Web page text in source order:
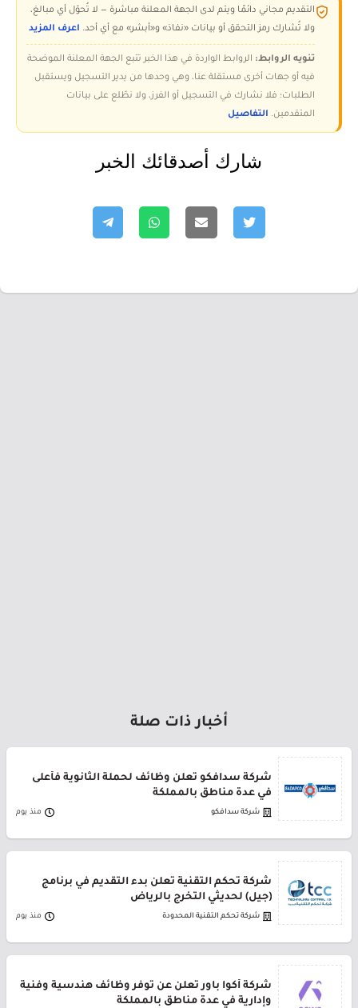
التقديم مجاني دائمًا ويتم لدى الجهة المعلنة مباشرة — لا تُحوّل أي مبالغ،
ولا تُشارك رمز التحقق أو بيانات «نفاذ» و«أبشر» مع أي أحد. اعرف المزيد
تنويه الروابط: الروابط الواردة في هذا الخبر تتبع الجهة المعلنة الموضحة
فيه أو جهات أخرى مستقلة عنا، وهي وحدها من يدير التسجيل ويستقبل
الطلبات؛ فلا نشارك في التسجيل أو الفرز، ولا نطّلع على بيانات
المتقدمين. التفاصيل
شارك أصدقائك الخبر
أخبار ذات صلة
شركة سدافكو تعلن وظائف لحملة الثانوية فأعلى
في عدة مناطق بالمملكة
شركة سدافكو منذ يوم
شركة تحكم التقنية تعلن بدء التقديم في برنامج
(جيل) لحديثي التخرج بالرياض
شركة تحكم التقنية المحدودة منذ يوم
شركة أكوا باور تعلن عن توفر وظائف هندسية وفنية
وإدارية في عدة مناطق بالمملكة